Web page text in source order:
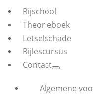
Rijschool
Theorieboek
Letselschade
Rijlescursus
Contact
Algemene